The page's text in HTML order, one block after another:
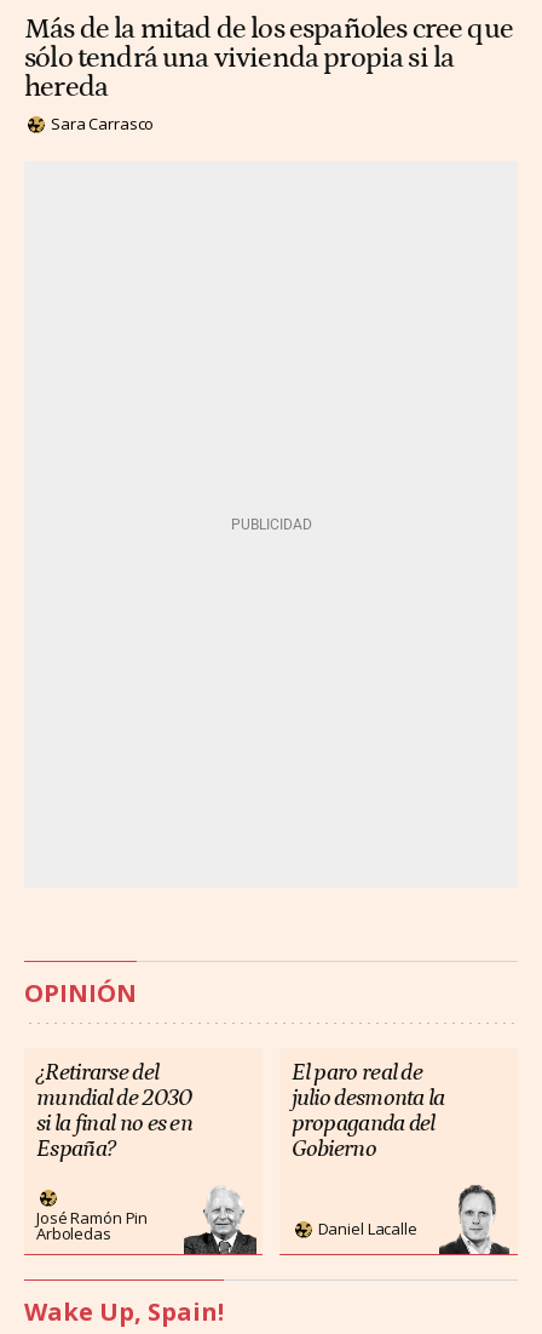
Más de la mitad de los españoles cree que
sólo tendrá una vivienda propia si la
hereda
Sara Carrasco
OPINIÓN
¿Retirarse del
mundial de 2030
si la final no es en
España?
José Ramón Pin
Arboledas
El paro real de
julio desmonta la
propaganda del
Gobierno
Daniel Lacalle
Wake Up, Spain!